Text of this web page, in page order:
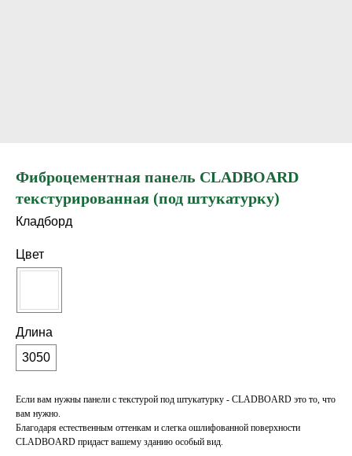
Фиброцементная панель CLADBOARD
текстурированная (под штукатурку)
Кладборд
Цвет
Длинa
3050
Если вам нужны панели с текстурой под штукатурку - CLADBOARD это то, что
вам нужно.
Благодаря естественным оттенкам и слегка ошлифованной поверхности
CLADBOARD придаст вашему зданию особый вид.